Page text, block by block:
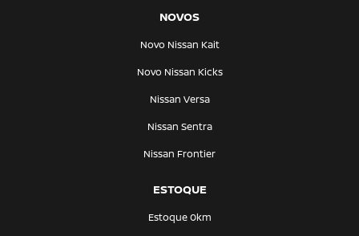
NOVOS
Novo Nissan Kait
Novo Nissan Kicks
Nissan Versa
Nissan Sentra
Nissan Frontier
ESTOQUE
Estoque 0km